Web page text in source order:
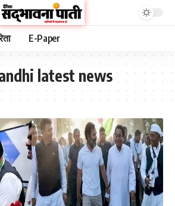
E-Paper
latest news